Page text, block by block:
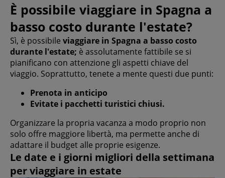
È possibile viaggiare in Spagna a
basso costo durante l'estate?
Sì, è possibile viaggiare in Spagna a basso costo
durante l'estate; è assolutamente fattibile se si
pianificano con attenzione gli aspetti chiave del
viaggio. Soprattutto, tenete a mente questi due punti:
Prenota in anticipo
Evitate i pacchetti turistici chiusi.
Organizzare la propria vacanza a modo proprio non
solo offre maggiore libertà, ma permette anche di
adattare il budget alle proprie esigenze.
Le date e i giorni migliori della settimana
per viaggiare in estate